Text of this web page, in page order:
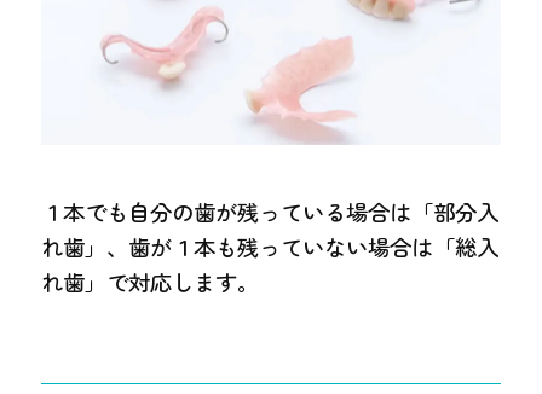
１本でも自分の歯が残っている場合は「部分入
れ歯」、歯が１本も残っていない場合は「総入
れ歯」で対応します。